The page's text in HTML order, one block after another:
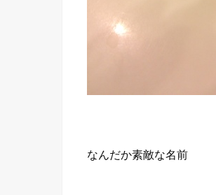
なんだか素敵な名前